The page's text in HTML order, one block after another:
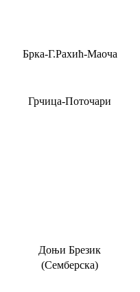
Брка-Г.Рахић-Маоча
Грчица-Поточари
Доњи Брезик
(Семберска)